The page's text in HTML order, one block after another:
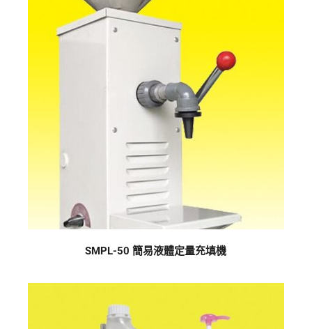
SMPL-50 簡易液體定量充填機